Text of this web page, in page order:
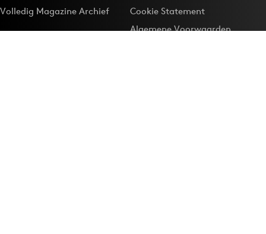
Volledig Magazine Archief
Cookie Statement
Algemene Voorwaarden